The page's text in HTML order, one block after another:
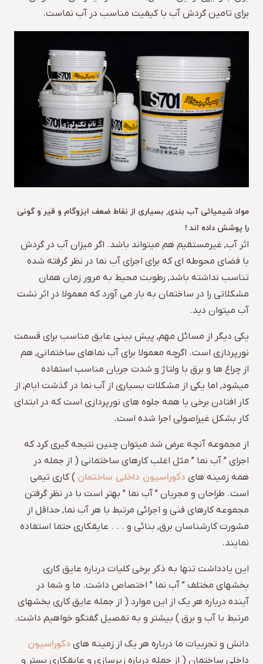
برای تامین گردش آب با کیفیت مناسب در آب نماست.
مواد شیمیائی آب بندی, بسیاری از نقاط ضعف ایزوگام و قیر و گونی
را پوشش داده اند !
اثر آب, غیرمستقیم هم میتواند باشد. اگر میزان آب در گردش
با فضای محوطه ای که برای اجرای آب نما در نظر گرفته شده
تناسب نداشته باشد, رطوبت محیط به مرور زمان همان
مشکلاتی را در ساختمان به بار می آورد که معمولا در اثر نشت
آب میتوان دید.
یکی دیگر از مسائل مهم, پیش بینی عایق مناسب برای قسمت
نورپردازی است. اگرچه معمولا برای آب نماهای ساختمانی, هم
از چراغ ها و برق با ولتاژ و شدت جریان مناسب استفاده
میشود, اما یکی از مشکلات بسیاری از آب نما در گذشت ایام, از
کار افتادن برخی یا همه جلوه های نورپردازی است که در ابتدای
کار بشکل غیراصولی اجرا شده است.
از مجموعه آنچه عرض شد میتوان چنین نتیجه گیری کرد که
اجرای ” آب نما ” مثل اغلب کارهای ساختمانی ( از جمله در
همه زمینه های دکوراسیون داخلی ساختمان ) کاری تیمی
است. طراحان و مجریان ” آب نما ” بهتر است با در نظر گرفتن
مجموعه کارهای فنی و اجرائی مرتبط با هر آب نما, حداقل از
مشورت کارشناسان برق, بنائی و . . . عایقکاری حتما استفاده
نمایند.
این یادداشت تنها به ذکر برخی کلیات درباره عایق کاری
بخشهای مختلف ” آب نما ” اختصاص داشت. ما و شما در
آینده درباره هر یک از این موارد ( از جمله عایق کاری بخشهای
مرتبط با آب و برق ) بیشتر و به تفصیل گفتگو خواهیم داشت.
دانش و تجربیات ما درباره هر یک از زمینه های دکوراسیون
داخلی ساختمان ( از جمله درباره زیرسازی و عایقکاری بستر و